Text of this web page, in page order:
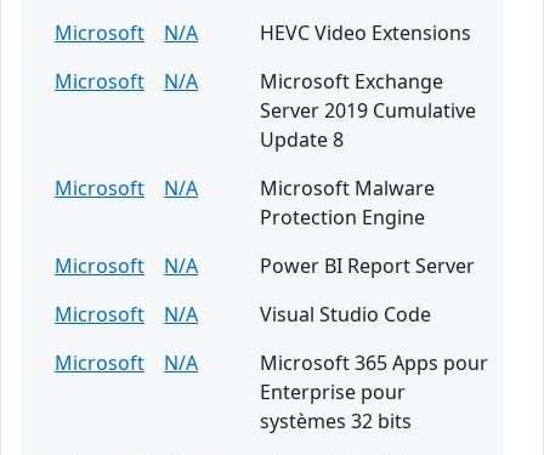
Microsoft
N/A
HEVC Video Extensions
Microsoft
N/A
Microsoft Exchange
Server 2019 Cumulative
Update 8
Microsoft
N/A
Microsoft Malware
Protection Engine
Microsoft
N/A
Power BI Report Server
Microsoft
N/A
Visual Studio Code
Microsoft
N/A
Microsoft 365 Apps pour
Enterprise pour
systèmes 32 bits